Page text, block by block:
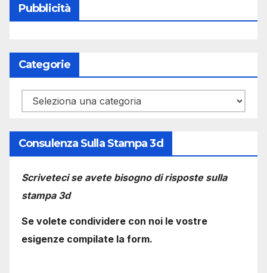
Pubblicità
Categorie
Categorie
Consulenza Sulla Stampa 3d
Scriveteci se avete bisogno di risposte sulla
stampa 3d
Se volete condividere con noi le vostre
esigenze compilate la form.